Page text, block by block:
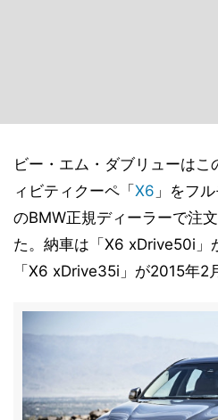
ビー・エム・ダブリューは
ィビティクーペ「 X6 」をフ
のBMW正規ディーラーで注
た。納車は「X6 xDrive50i」
「X6 xDrive35i」が2015年2